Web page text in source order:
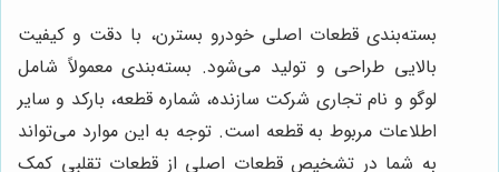
بسته‌بندی قطعات اصلی خودرو بسترن، با دقت و کیفیت
بالایی طراحی و تولید می‌شود. بسته‌بندی معمولاً شامل
لوگو و نام تجاری شرکت سازنده، شماره قطعه، بارکد و سایر
اطلاعات مربوط به قطعه است. توجه به این موارد می‌تواند
به شما در تشخیص قطعات اصلی از قطعات تقلبی کمک